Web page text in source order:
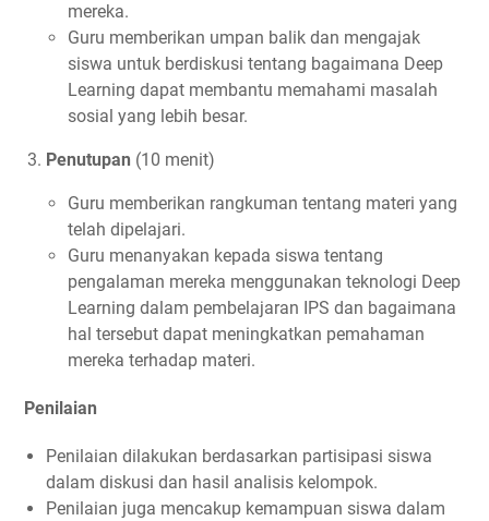
mereka.
Guru memberikan umpan balik dan mengajak
siswa untuk berdiskusi tentang bagaimana Deep
Learning dapat membantu memahami masalah
sosial yang lebih besar.
Penutupan (10 menit)
Guru memberikan rangkuman tentang materi yang
telah dipelajari.
Guru menanyakan kepada siswa tentang
pengalaman mereka menggunakan teknologi Deep
Learning dalam pembelajaran IPS dan bagaimana
hal tersebut dapat meningkatkan pemahaman
mereka terhadap materi.
Penilaian
Penilaian dilakukan berdasarkan partisipasi siswa
dalam diskusi dan hasil analisis kelompok.
Penilaian juga mencakup kemampuan siswa dalam